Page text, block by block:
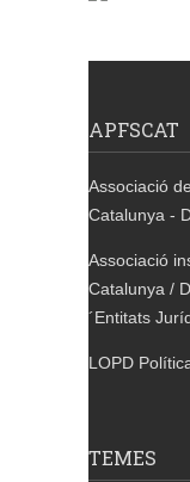
APFSCAT
Associació
Catalunya -
Associació
Catalunya /
´Entitats
LOPD
TEMES